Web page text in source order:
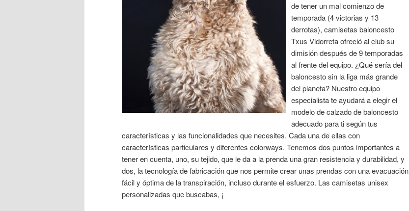
de tener un mal comienzo de
temporada (4 victorias y 13
derrotas), camisetas baloncesto
Txus Vidorreta ofreció al club su
dimisión después de 9 temporadas
al frente del equipo. ¿Qué sería del
baloncesto sin la liga más grande
del planeta? Nuestro equipo
especialista te ayudará a elegir el
modelo de calzado de baloncesto
adecuado para ti según tus
características y las funcionalidades que necesites. Cada una de ellas con
características particulares y diferentes colorways. Tenemos dos puntos importantes a
tener en cuenta, uno, su tejido, que le da a la prenda una gran resistencia y durabilidad, y
dos, la tecnología de fabricación que nos permite crear unas prendas con una evacuación
fácil y óptima de la transpiración, incluso durante el esfuerzo. Las camisetas unisex
personalizadas que buscabas, ¡